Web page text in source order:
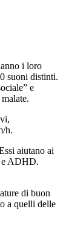
i loro
suoni distinti.
e
h.
aiutano ai
e ADHD.
di buon
a quelli delle